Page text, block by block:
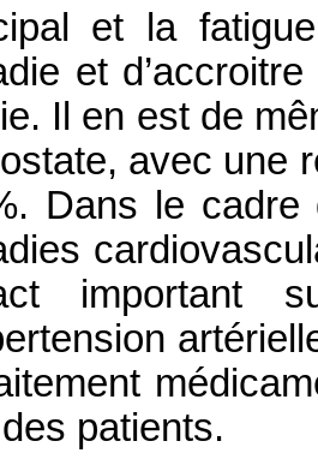
et la
et
Il en est de
avec une
Dans le cadre
important
patients.